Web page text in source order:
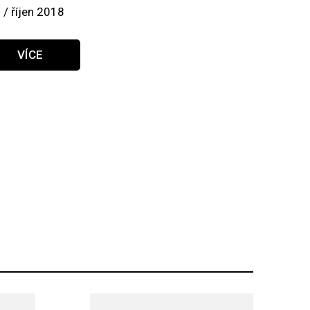
/ říjen 2018
VÍCE